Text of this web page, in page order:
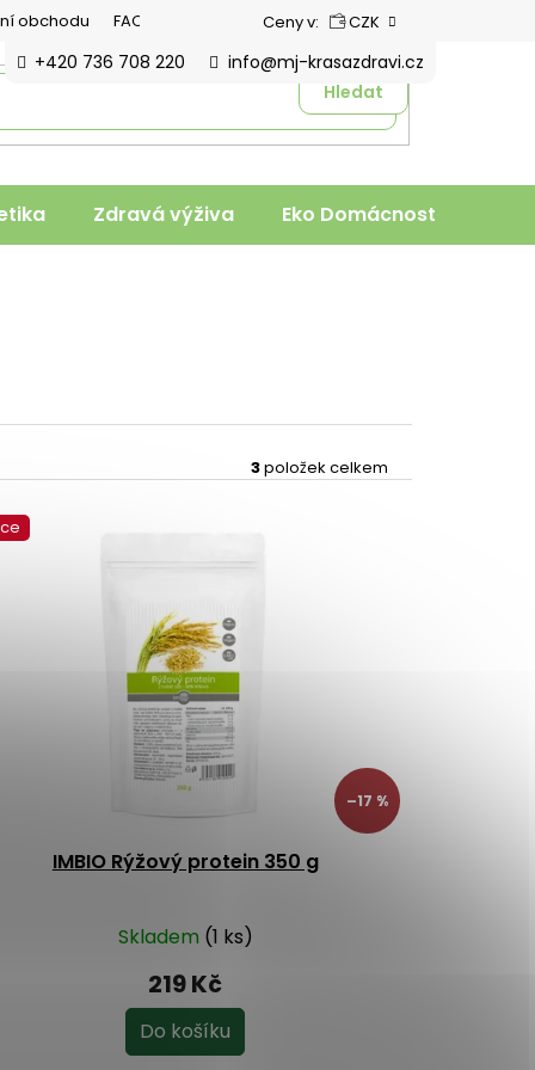
obchodu FAQ Ceny v: CZK
Hledat
+420 736 708 220 info@mj-krasazdravi.cz
Zdravá výživa Eko Domácnost
3položek celkem
–17 %
IMBIO Rýžový protein 350 g
Skladem (1 ks)
219 Kč
Do košíku